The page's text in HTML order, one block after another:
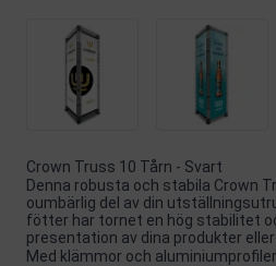
Crown Truss 10 Tårn - Svart
Denna robusta och stabila Crown
oumbärlig del av din
fötter har tornet en hög stabilitet
presentation av dina produkter eller
Med klämmor och